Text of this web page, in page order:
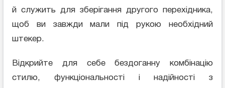
й служить для зберігання другого перехідника,
щоб ви завжди мали під рукою необхідний
штекер.
Відкрийте для себе бездоганну комбінацію
стилю, функціональності і надійності з